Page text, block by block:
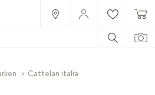
Cattelan italia